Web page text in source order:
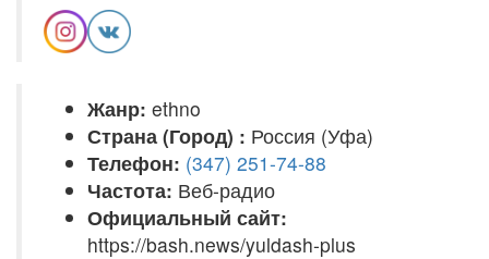
Жанр: ethno
Страна (Город) : Россия (Уфа)
Телефон: (347) 251-74-88
Частота: Веб-радио
Официальный сайт:
https://bash.news/yuldash-plus